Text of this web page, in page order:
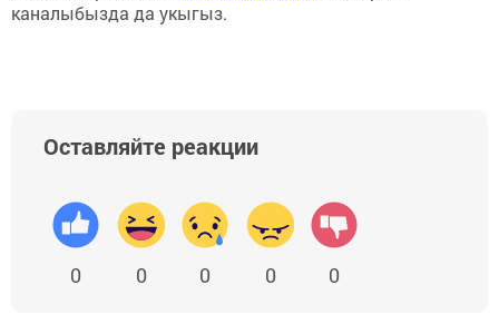
каналыбызда да укыгыз.
Оставляйте реакции
0 0 0 0 0